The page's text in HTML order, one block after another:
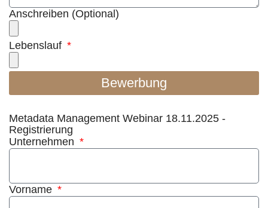
Anschreiben (Optional)
Lebenslauf
Bewerbung
Metadata Management Webinar 18.11.2025 -
Registrierung
Unternehmen
Vorname